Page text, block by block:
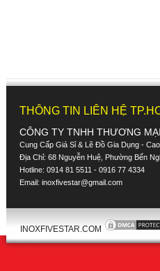
THÔNG TIN LIÊN HỆ
CÔNG TY TNHH THƯƠNG
Cung Cấp Giá Sỉ & Lẽ Đồ Gia Dụng -
Địa Chỉ: 68 Nguyễn Huệ, Phường Bến
Hotline: 0914 81 5511 - 0916 77 4334
Email: inoxfivestar@gmail.com
INOXFIVESTAR.COM